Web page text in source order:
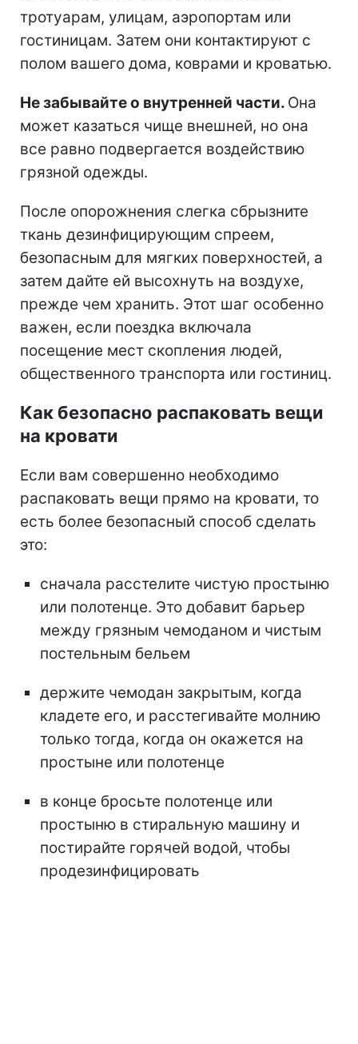
тротуарам, улицам, аэропортам или
гостиницам. Затем они контактируют с
полом вашего дома, коврами и кроватью.
Не забывайте о внутренней части. Она
может казаться чище внешней, но она
все равно подвергается воздействию
грязной одежды.
После опорожнения слегка сбрызните
ткань дезинфицирующим спреем,
безопасным для мягких поверхностей, а
затем дайте ей высохнуть на воздухе,
прежде чем хранить. Этот шаг особенно
важен, если поездка включала
посещение мест скопления людей,
общественного транспорта или гостиниц.
Как безопасно распаковать вещи
на кровати
Если вам совершенно необходимо
распаковать вещи прямо на кровати, то
есть более безопасный способ сделать
это:
сначала расстелите чистую простыню
или полотенце. Это добавит барьер
между грязным чемоданом и чистым
постельным бельем
держите чемодан закрытым, когда
кладете его, и расстегивайте молнию
только тогда, когда он окажется на
простыне или полотенце
в конце бросьте полотенце или
простыню в стиральную машину и
постирайте горячей водой, чтобы
продезинфицировать